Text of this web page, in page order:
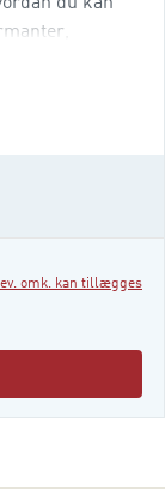
omk. kan tillægges